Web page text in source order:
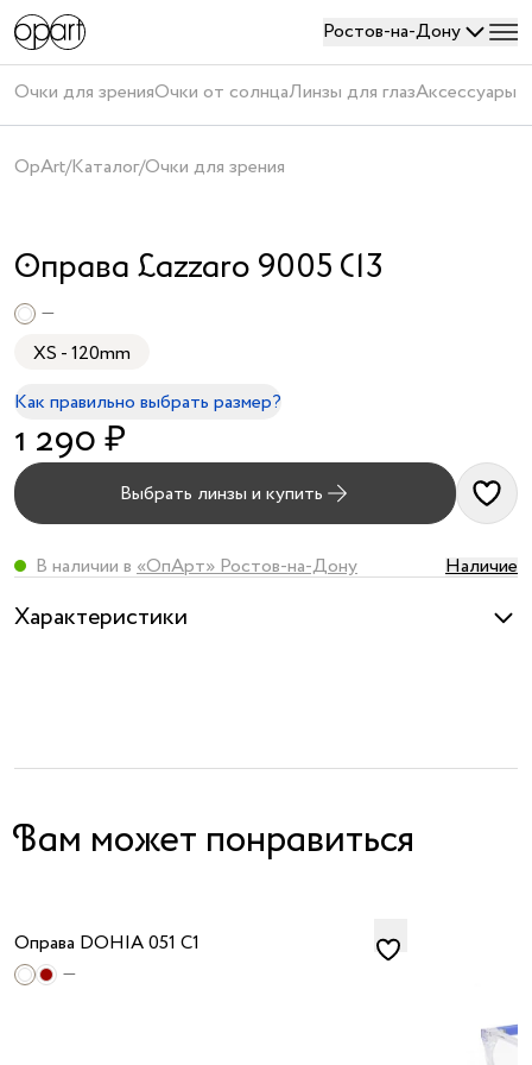
Ростов-на-Дону
Очки для зренияОчки от солнцаЛинзы для глазАксессуары
Войти
или
создать
Получить
код
аккаунт,
условия
договора
OpArt/Каталог/Очки для зрения
Оправа Lazzaro 9005 C13
—
XS - 120mm
Как правильно выбрать размер?
1 290 ₽
Выбрать линзы и купить
В наличии в «ОпАрт» Ростов-на-Дону Наличие
Характеристики
Вам может понравиться
Оправа DOHIA 051 C1
—